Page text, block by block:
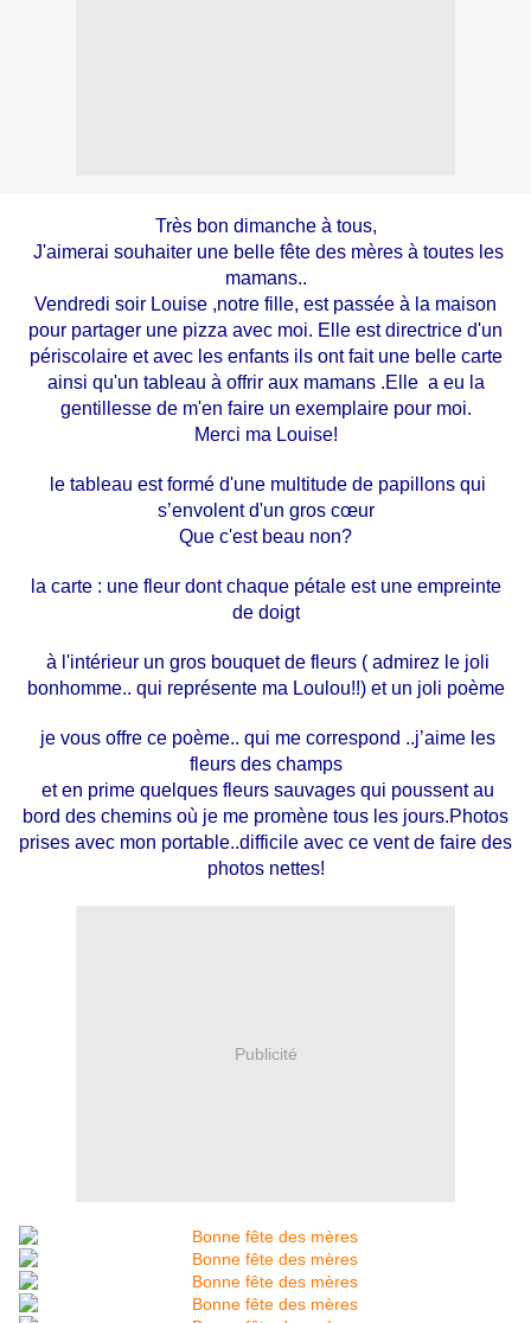
Très bon dimanche à tous,
J'aimerai souhaiter une belle fête des mères à toutes les
mamans..
Vendredi soir Louise ,notre fille, est passée à la maison
pour partager une pizza avec moi. Elle est directrice d'un
périscolaire et avec les enfants ils ont fait une belle carte
ainsi qu'un tableau à offrir aux mamans .Elle a eu la
gentillesse de m'en faire un exemplaire pour moi.
Merci ma Louise!
le tableau est formé d'une multitude de papillons qui
s’envolent d'un gros cœur
Que c'est beau non?
la carte : une fleur dont chaque pétale est une empreinte
de doigt
à l'intérieur un gros bouquet de fleurs ( admirez le joli
bonhomme.. qui représente ma Loulou!!) et un joli poème
je vous offre ce poème.. qui me correspond ..j’aime les
fleurs des champs
et en prime quelques fleurs sauvages qui poussent au
bord des chemins où je me promène tous les jours.Photos
prises avec mon portable..difficile avec ce vent de faire des
photos nettes!
Publicité